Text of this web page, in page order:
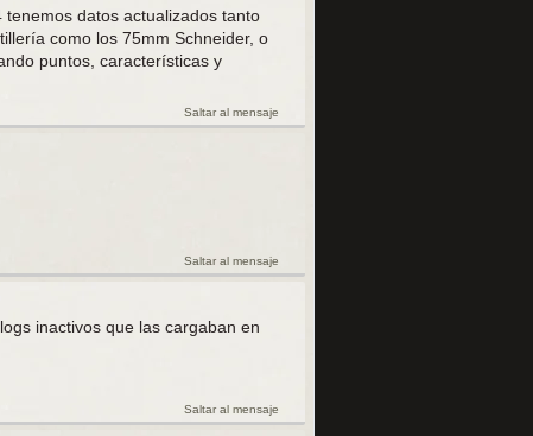
datos actualizados tanto
como los 75mm Schneider, o
puntos, características y
Saltar al mensaje
Saltar al mensaje
inactivos que las cargaban en
Saltar al mensaje